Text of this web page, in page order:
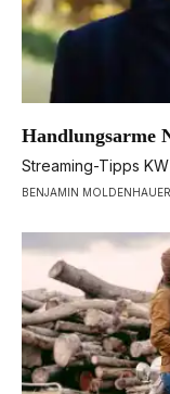
Handlungsarme
Streaming-Tipps
BENJAMIN MOLDENHAUER